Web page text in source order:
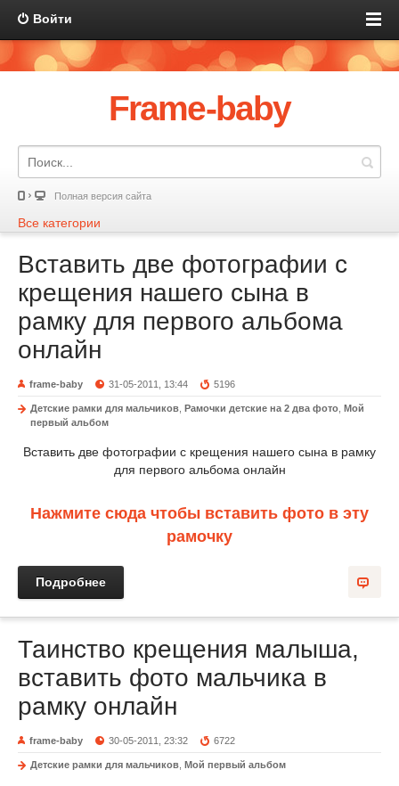
Войти
Frame-baby
Полная версия сайта
Все категории
Вставить две фотографии с
крещения нашего сына в
рамку для первого альбома
онлайн
frame-baby 31-05-2011, 13:44 5196
Детские рамки для мальчиков Рамочки детские на 2 два фото Мой
первый альбом
Вставить две фотографии с крещения нашего сына в рамку
для первого альбома онлайн
Нажмите сюда чтобы вставить фото в эту
рамочку
Подробнее
Таинство крещения малыша,
вставить фото мальчика в
рамку онлайн
frame-baby 30-05-2011, 23:32 6722
Детские рамки для мальчиков Мой первый альбом